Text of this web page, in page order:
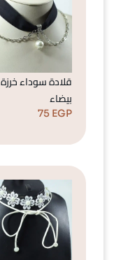
قلادة سوداء خرزة
بيضاء
75 EGP